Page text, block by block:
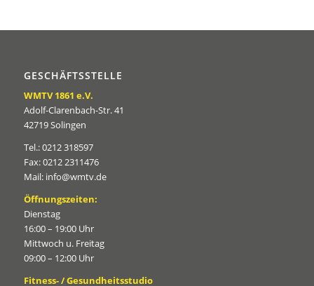
GESCHÄFTSSTELLE
WMTV 1861 e.V.
Adolf-Clarenbach-Str. 41
42719 Solingen
Tel.: 0212 318597
Fax: 0212 2311476
Mail: info@wmtv.de
Öffnungszeiten:
Dienstag
16:00 – 19:00 Uhr
Mittwoch u. Freitag
09:00 – 12:00 Uhr
Fitness- / Gesundheitsstudio